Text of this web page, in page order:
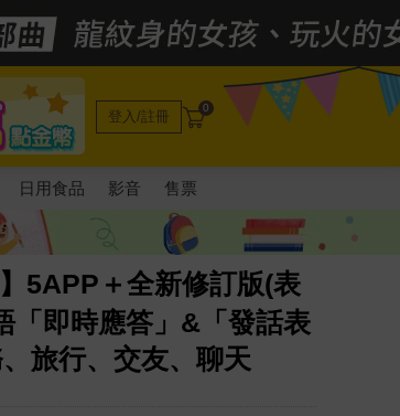
登入/註冊 0
日用食品 影音 售票
5APP＋全新修訂版(表
「即時應答」&「發話表
旅行、交友、聊天